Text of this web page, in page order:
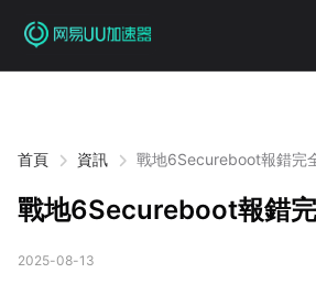
首頁 資訊 戰地6Secureboot報錯完
戰地6Secureboot報錯完
2025-08-13